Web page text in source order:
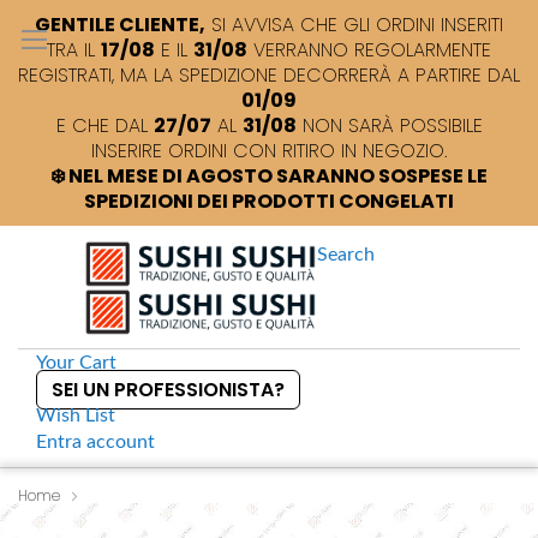
GENTILE CLIENTE, SI AVVISA CHE GLI ORDINI INSERITI
TRA IL 17/08 E IL 31/08 VERRANNO REGOLARMENTE
REGISTRATI, MA LA SPEDIZIONE DECORRERÀ A PARTIRE DAL
01/09
E CHE DAL 27/07 AL 31/08 NON SARÀ POSSIBILE
INSERIRE ORDINI CON RITIRO IN NEGOZIO.
❄️ NEL MESE DI AGOSTO SARANNO SOSPESE LE
SPEDIZIONI DEI PRODOTTI CONGELATI
Search
Your Cart
SEI UN PROFESSIONISTA?
Wish List
Entra account
S
k
i
Home
Nipponia Hashi Bacchette in bambù monouso lunghezza 21 cm
S